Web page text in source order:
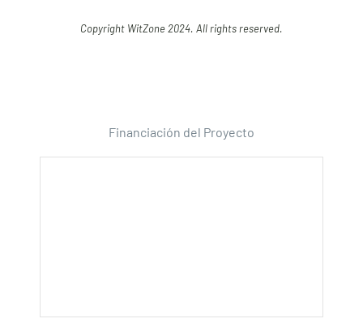
Copyright WitZone 2024. All rights reserved.
Financiación del Proyecto